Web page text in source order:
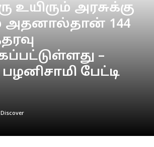
அரசுக்கு
அதனால்தான் 144
–
பேட்டி